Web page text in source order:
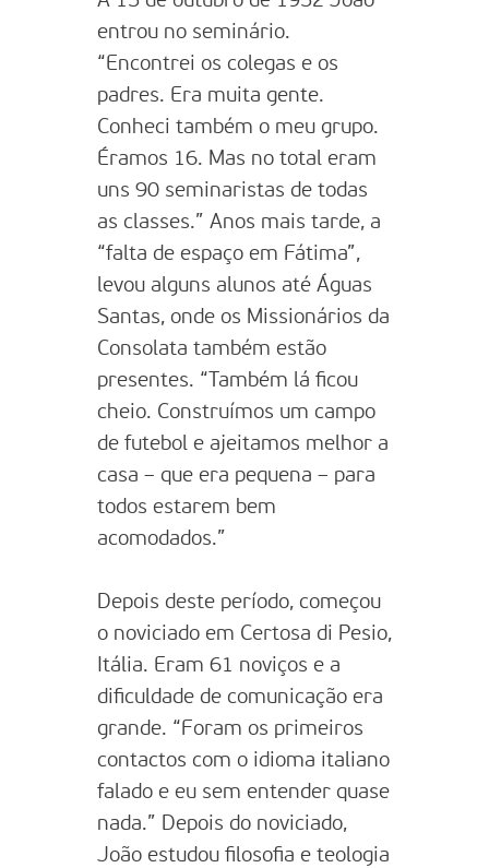
entrou no seminário.
“Encontrei os colegas e os
padres. Era muita gente.
Conheci também o meu grupo.
Éramos 16. Mas no total eram
uns 90 seminaristas de todas
as classes.” Anos mais tarde, a
“falta de espaço em Fátima”,
levou alguns alunos até Águas
Santas, onde os Missionários da
Consolata também estão
presentes. “Também lá ficou
cheio. Construímos um campo
de futebol e ajeitamos melhor a
casa – que era pequena – para
todos estarem bem
acomodados.”
Depois deste período, começou
o noviciado em Certosa di Pesio,
Itália. Eram 61 noviços e a
dificuldade de comunicação era
grande. “Foram os primeiros
contactos com o idioma italiano
falado e eu sem entender quase
nada.” Depois do noviciado,
João estudou filosofia e teologia